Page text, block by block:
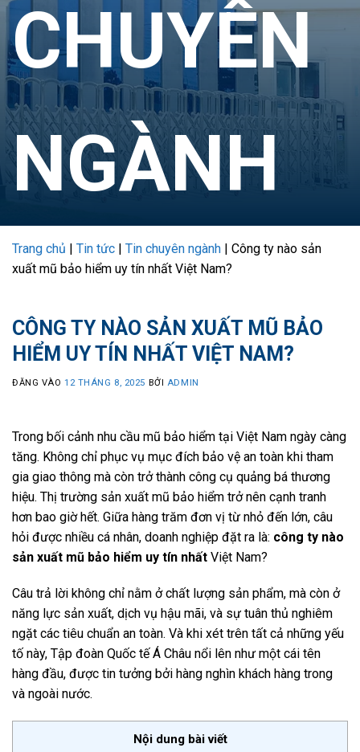
CHUYÊN
NGÀNH
Trang chủ | Tin tức | Tin chuyên ngành | Công ty nào sản
xuất mũ bảo hiểm uy tín nhất Việt Nam?
CÔNG TY NÀO SẢN XUẤT MŨ BẢO
HIỂM UY TÍN NHẤT VIỆT NAM?
ĐĂNG VÀO12 THÁNG 8, 2025 BỞI ADMIN
Trong bối cảnh nhu cầu mũ bảo hiểm tại Việt Nam ngày càng
tăng. Không chỉ phục vụ mục đích bảo vệ an toàn khi tham
gia giao thông mà còn trở thành công cụ quảng bá thương
hiệu. Thị trường sản xuất mũ bảo hiểm trở nên cạnh tranh
hơn bao giờ hết. Giữa hàng trăm đơn vị từ nhỏ đến lớn, câu
hỏi được nhiều cá nhân, doanh nghiệp đặt ra là: công ty nào
sản xuất mũ bảo hiểm uy tín nhất Việt Nam?
Câu trả lời không chỉ nằm ở chất lượng sản phẩm, mà còn ở
năng lực sản xuất, dịch vụ hậu mãi, và sự tuân thủ nghiêm
ngặt các tiêu chuẩn an toàn. Và khi xét trên tất cả những yếu
tố này, Tập đoàn Quốc tế Á Châu nổi lên như một cái tên
hàng đầu, được tin tưởng bởi hàng nghìn khách hàng trong
và ngoài nước.
Nội dung bài viết